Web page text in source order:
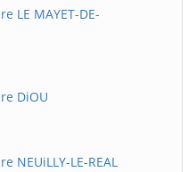
LE MAYET-DE-
DiOU
NEUiLLY-LE-REAL